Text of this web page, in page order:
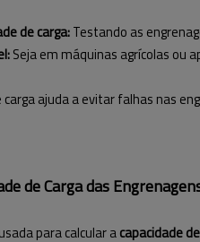
de carga:Testando as
Seja em máquinas agrícolas ou
ajuda a evitar falhas nas
de Carga das
para calcular acapacidade